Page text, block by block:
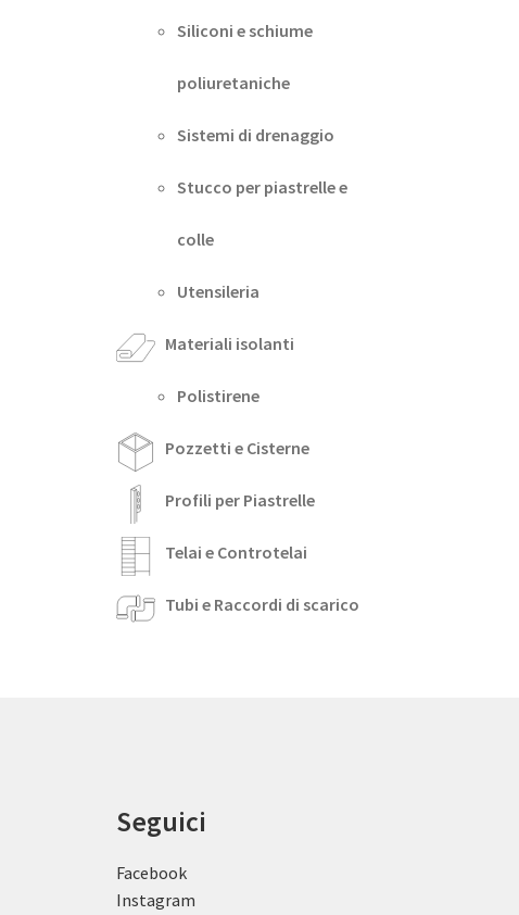
Siliconi e schiume
poliuretaniche
Sistemi di drenaggio
Stucco per piastrelle e
colle
Utensileria
Materiali isolanti
Polistirene
Pozzetti e Cisterne
Profili per Piastrelle
Telai e Controtelai
Tubi e Raccordi di scarico
Seguici
Facebook
Instagram